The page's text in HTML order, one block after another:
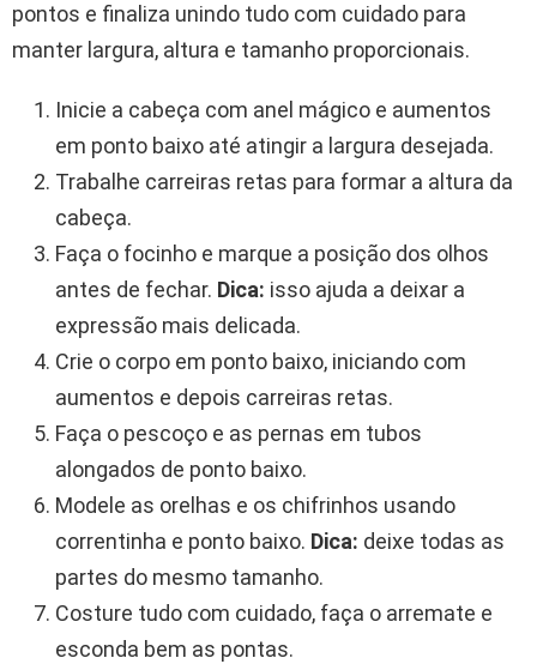
pontos e finaliza unindo tudo com cuidado para
manter largura, altura e tamanho proporcionais.
Inicie a cabeça com anel mágico e aumentos
em ponto baixo até atingir a largura desejada.
Trabalhe carreiras retas para formar a altura da
cabeça.
Faça o focinho e marque a posição dos olhos
antes de fechar. Dica: isso ajuda a deixar a
expressão mais delicada.
Crie o corpo em ponto baixo, iniciando com
aumentos e depois carreiras retas.
Faça o pescoço e as pernas em tubos
alongados de ponto baixo.
Modele as orelhas e os chifrinhos usando
correntinha e ponto baixo. Dica: deixe todas as
partes do mesmo tamanho.
Costure tudo com cuidado, faça o arremate e
esconda bem as pontas.